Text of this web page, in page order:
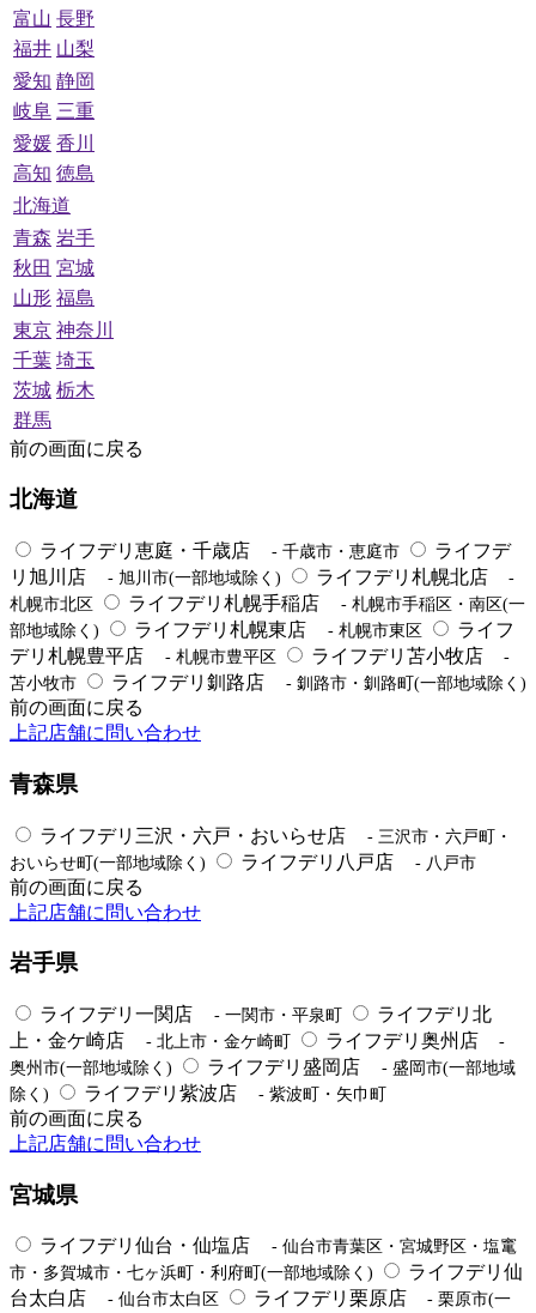
富山 長野
福井 山梨
愛知 静岡
岐阜 三重
愛媛 香川
高知 徳島
北海道
青森 岩手
秋田 宮城
山形 福島
東京 神奈川
千葉 埼玉
茨城 栃木
群馬
前の画面に戻る
北海道
ライフデリ恵庭・千歳店 - 千歳市・恵庭市
ライフデ
リ旭川店
- 旭川市(一部地域除く) ライフデリ札幌北店
-
札幌市北区
ライフデリ札幌手稲店
- 札幌市手稲区・南区(一
部地域除く)
ライフデリ札幌東店 - 札幌市東区
ライフ
デリ札幌豊平店
- 札幌市豊平区 ライフデリ苫小牧店
-
苫小牧市
ライフデリ釧路店 - 釧路市・釧路町(一部地域除く)
前の画面に戻る
上記店舗に問い合わせ
青森県
ライフデリ三沢・六戸・おいらせ店
- 三沢市・六戸町・
おいらせ町(一部地域除く)
ライフデリ八戸店 - 八戸市
前の画面に戻る
上記店舗に問い合わせ
岩手県
ライフデリ一関店 - 一関市・平泉町
ライフデリ北
上・金ケ崎店
- 北上市・金ケ崎町 ライフデリ奥州店
-
奥州市(一部地域除く)
ライフデリ盛岡店
- 盛岡市(一部地域
除く)
ライフデリ紫波店 - 紫波町・矢巾町
前の画面に戻る
上記店舗に問い合わせ
宮城県
ライフデリ仙台・仙塩店
- 仙台市青葉区・宮城野区・塩竃
市・多賀城市・七ヶ浜町・利府町(一部地域除く)
ライフデリ仙
台太白店
- 仙台市太白区 ライフデリ栗原店 - 栗原市(一